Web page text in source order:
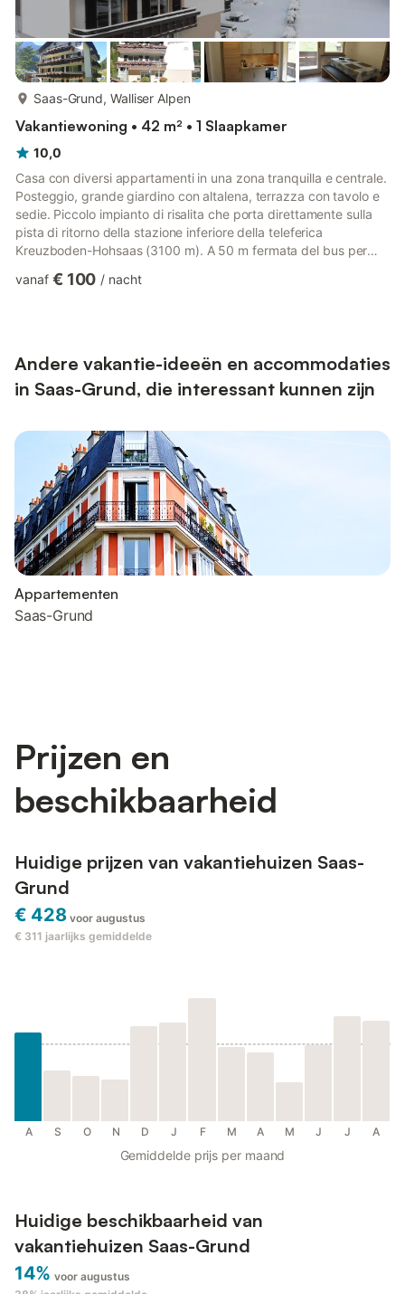
Saas-Grund, Walliser Alpen
Vakantiewoning • 42 m² • 1 Slaapkamer
10,0
Casa con diversi appartamenti in una zona tranquilla e centrale.
Posteggio, grande giardino con altalena, terrazza con tavolo e
sedie. Piccolo impianto di risalita che porta direttamente sulla
pista di ritorno della stazione inferiore della teleferica
Kreuzboden-Hohsaas (3100 m). A 50 m fermata del bus per
pattinaggio artificiale e naturale, la pista di sci di fondo (lunga
vanaf € 100 / nacht
Andere vakantie-ideeën en accommodaties
in Saas-Grund, die interessant kunnen zijn
Appartementen
Saas-Grund
Prijzen en
beschikbaarheid
Huidige prijzen van vakantiehuizen Saas-
Grund
€ 428 voor augustus
€ 311 jaarlijks gemiddelde
A S O N D J F M A M J J A
Gemiddelde prijs per maand
Huidige beschikbaarheid van
vakantiehuizen Saas-Grund
14% voor augustus